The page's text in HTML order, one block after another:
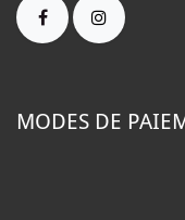
MODES DE